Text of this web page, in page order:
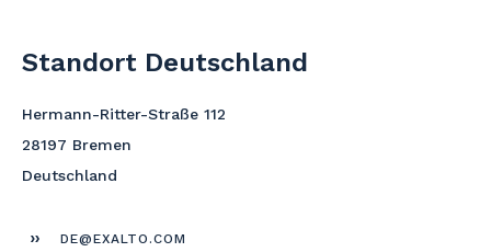
Standort Deutschland
Hermann-Ritter-Straße 112
28197 Bremen
Deutschland
DE@EXALTO.COM